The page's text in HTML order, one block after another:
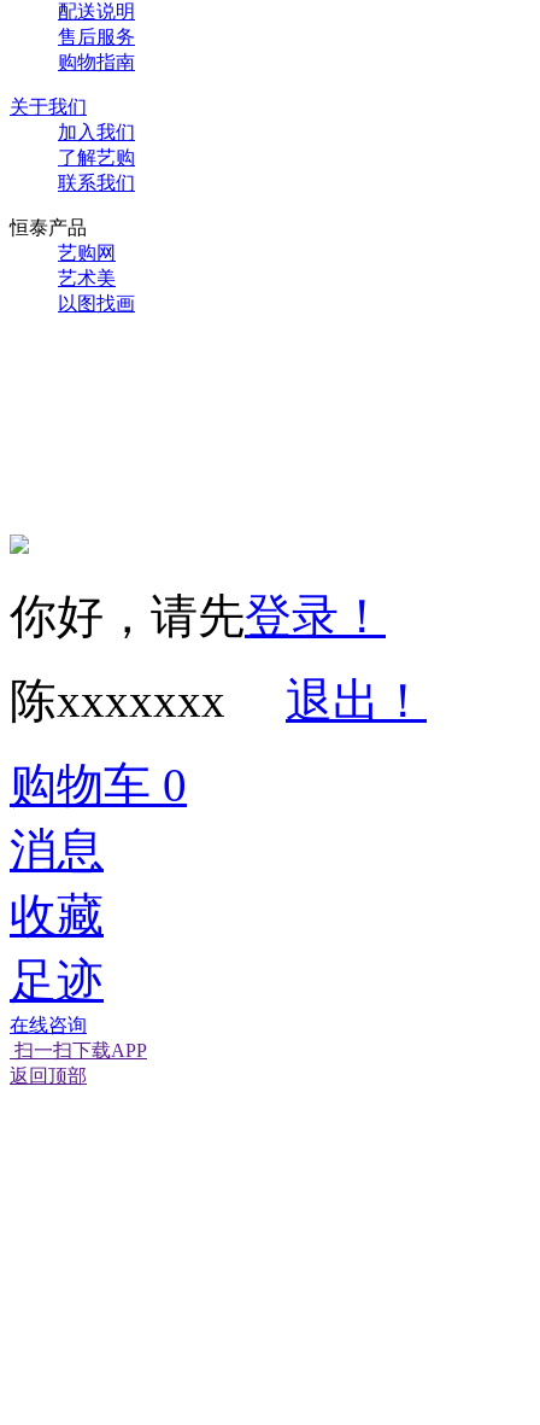
配送说明
售后服务
购物指南
关于我们
加入我们
了解艺购
联系我们
恒泰产品
艺购网
艺术美
以图找画
你好，请先登录！
陈xxxxxxx
退出！
购物车 0
消息
收藏
足迹
在线咨询
扫一扫下载APP
返回顶部